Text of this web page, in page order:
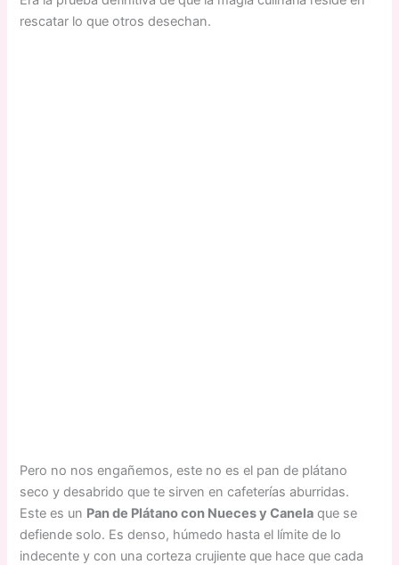
rescatar lo que otros desechan.
Pero no nos engañemos, este no es el pan de plátano
seco y desabrido que te sirven en cafeterías aburridas.
Este es un Pan de Plátano con Nueces y Canela que se
defiende solo. Es denso, húmedo hasta el límite de lo
indecente y con una corteza crujiente que hace que cada